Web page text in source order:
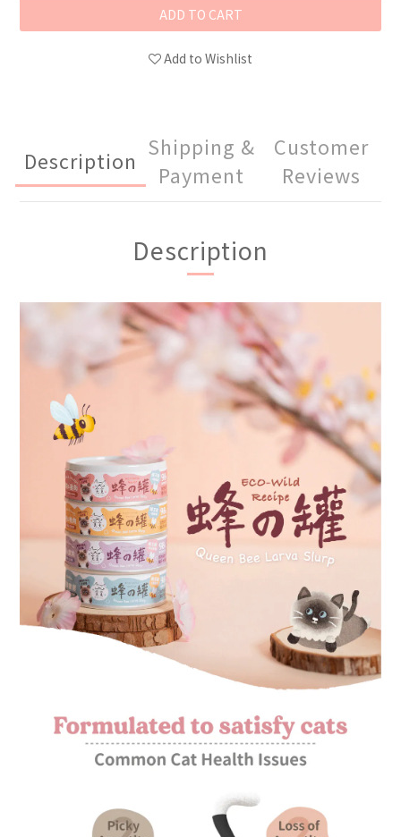
ADD TO CART
Add to Wishlist
Description
Shipping &
Payment
Customer
Reviews
Description